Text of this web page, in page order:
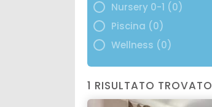
Nursery 0-1 (0)
Piscina (0)
Wellness (0)
1 RISULTATO TROVATO